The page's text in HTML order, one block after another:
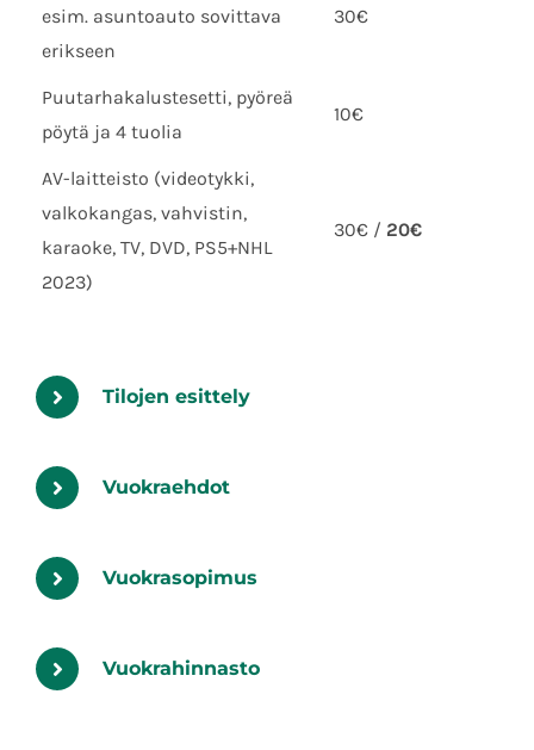
esim. asuntoauto sovittava
erikseen
30€
Puutarhakalustesetti, pyöreä
pöytä ja 4 tuolia
10€
AV-laitteisto (videotykki,
valkokangas, vahvistin,
karaoke, TV, DVD, PS5+NHL
2023)
30€ / 20€
Tilojen esittely
Vuokraehdot
Vuokrasopimus
Vuokrahinnasto